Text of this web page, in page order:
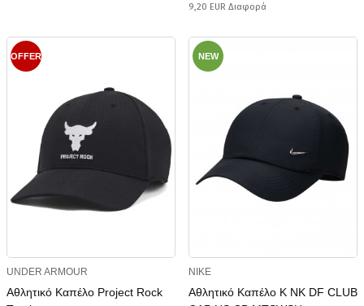
9,20 EUR Διαφορά
OFFER
UNDER ARMOUR
Αθλητικό Καπέλο Project Rock
NEW
NIKE
Αθλητικό Καπέλο K NK DF CLUB